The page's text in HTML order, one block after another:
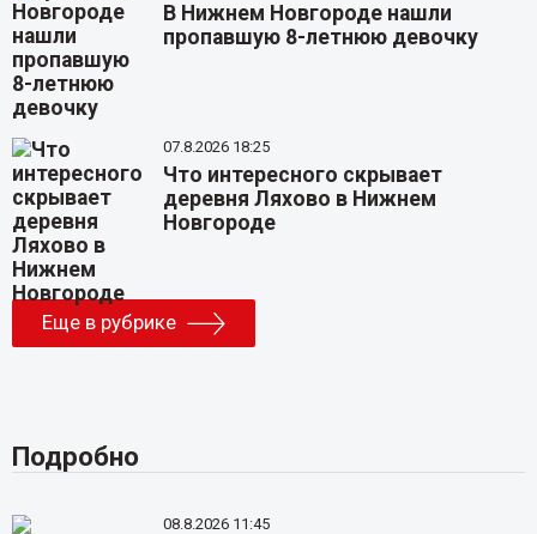
В Нижнем Новгороде нашли
пропавшую 8-летнюю девочку
07.8.2026 18:25
Что интересного скрывает
деревня Ляхово в Нижнем
Новгороде
Еще в рубрике
Подробно
08.8.2026 11:45